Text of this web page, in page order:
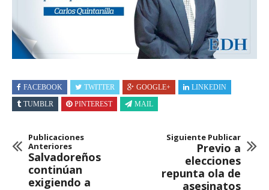
FACEBOOK TWITTER GOOGLE+
LINKEDIN
TUMBLR
PINTEREST MAIL
Publicaciones
Anteriores
Salvadoreños
continúan
exigiendo a
Siguiente Publicar
Previo a
elecciones
repunta ola de
asesinatos